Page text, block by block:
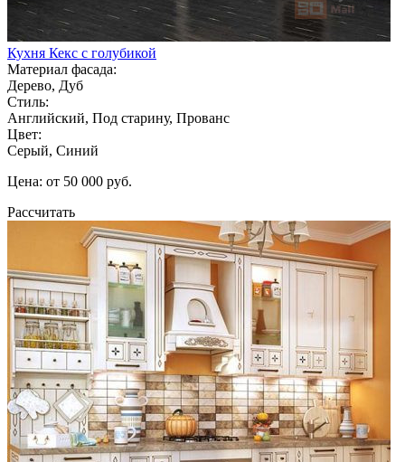
Кухня Кекс с голубикой
Материал фасада:
Дерево, Дуб
Стиль:
Английский, Под старину, Прованс
Цвет:
Серый, Синий
Цена: от 50 000 руб.
Рассчитать